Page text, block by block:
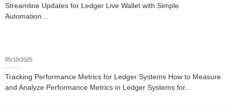
Streamline Updates for Ledger Live Wallet with Simple
Automation...
05/10/2025
Tracking Performance Metrics for Ledger Systems How to Measure
and Analyze Performance Metrics in Ledger Systems for...